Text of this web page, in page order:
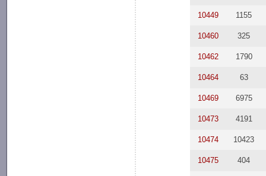
10449 1155
10460 325
10462 1790
10464 63
10469 6975
10473 4191
10474 10423
10475 404